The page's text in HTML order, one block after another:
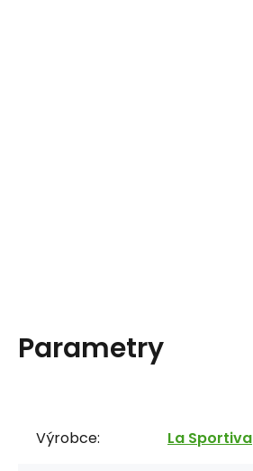
Parametry
Výrobce: La Sportiva